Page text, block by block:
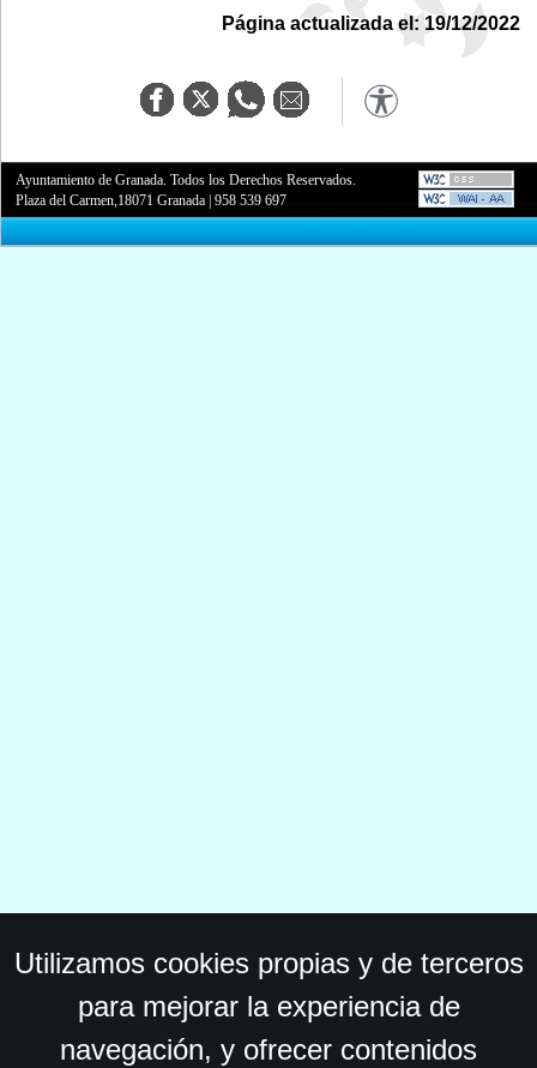
Página actualizada el: 19/12/2022
Ayuntamiento de Granada. Todos los Derechos Reservados.
Plaza del Carmen,18071 Granada |958 539 697
Utilizamos cookies propias y de terceros
para mejorar la experiencia de
navegación, y ofrecer contenidos